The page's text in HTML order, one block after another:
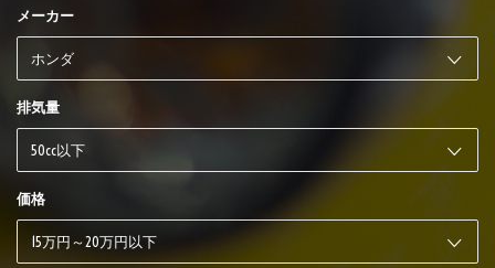
メーカー
排気量
価格